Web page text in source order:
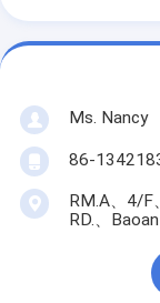
Ms. Nancy
86-
RM.A、4/F
RD.、